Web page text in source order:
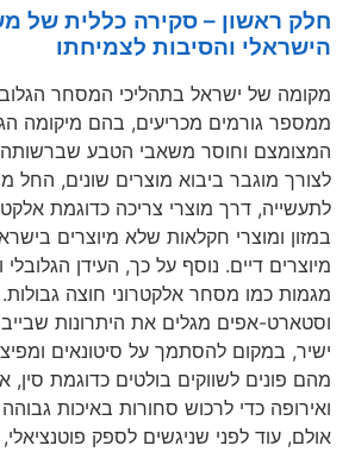
חלק ראשון – סקירה כללית של
הישראלי והסיבות לצמיחתו
מקומה של ישראל בתהליכי המסחר
ממספר גורמים מכריעים, בהם מיקומה
המצומצם וחוסר משאבי הטבע שברשותה.
לצורך מוגבר ביבוא מוצרים שונים, החל
לתעשייה, דרך מוצרי צריכה כדוגמת
במזון ומוצרי חקלאות שלא מיוצרים
מיוצרים דיים. נוסף על כך, העידן הגלובלי
מגמות כמו מסחר אלקטרוני חוצה
וסטארט-אפים מגלים את היתרונות
ישיר, במקום להסתמך על סיטונאים
מהם פונים לשווקים בולטים כדוגמת סין,
ואירופה כדי לרכוש סחורות באיכות
אולם, עוד לפני שניגשים לספק